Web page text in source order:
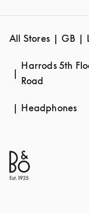
All Stores GB
Harrods 5th
Road
Headphones